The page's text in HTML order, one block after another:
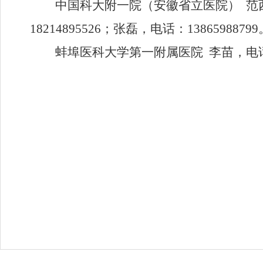
中国科大附一院（安徽省立医院）
范
18214895526 ； 张磊 ，电话： 13865988799
蚌埠医科大学第一附属医院 李苗，电